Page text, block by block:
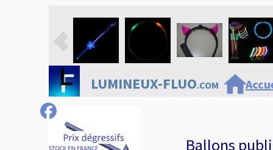
LUMINEUX-FLUO.COMhome
Ballons